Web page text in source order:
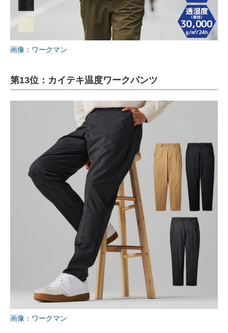
画像：ワークマン
第13位：カイテキ温度ワークパンツ
画像：ワークマン